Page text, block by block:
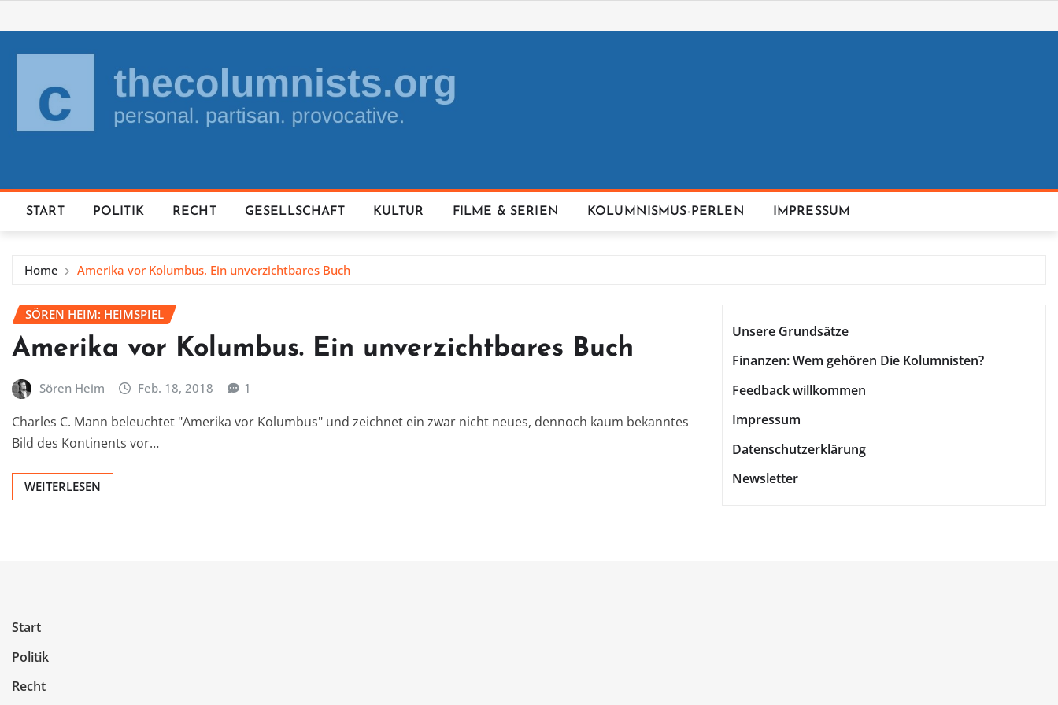
to
content
START POLITIK RECHT GESELLSCHAFT KULTUR FILME & SERIEN KOLUMNISMUS-PERLEN IMPRESSUM
Home Amerika vor Kolumbus. Ein unverzichtbares Buch
SÖREN HEIM: HEIMSPIEL
Amerika vor Kolumbus. Ein unverzichtbares Buch
Sören Heim Feb. 18, 2018 1
Charles C. Mann beleuchtet "Amerika vor Kolumbus" und zeichnet ein zwar nicht neues, dennoch kaum bekanntes
Bild des Kontinents vor…
WEITERLESEN
Unsere Grundsätze
Finanzen: Wem gehören Die Kolumnisten?
Feedback willkommen
Impressum
Datenschutzerklärung
Newsletter
Start
Politik
Recht